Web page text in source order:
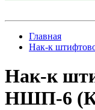
Главная
Нак-к
Нак-к
НШП-6